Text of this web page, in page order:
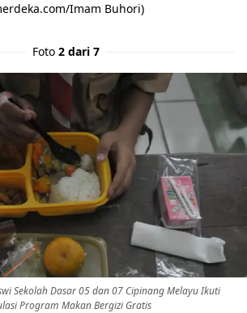
Imam Buhori)
Foto 2 dari 7
Sekolah Dasar 05 dan 07 Cipinang Melayu Ikuti
Program Makan Bergizi Gratis